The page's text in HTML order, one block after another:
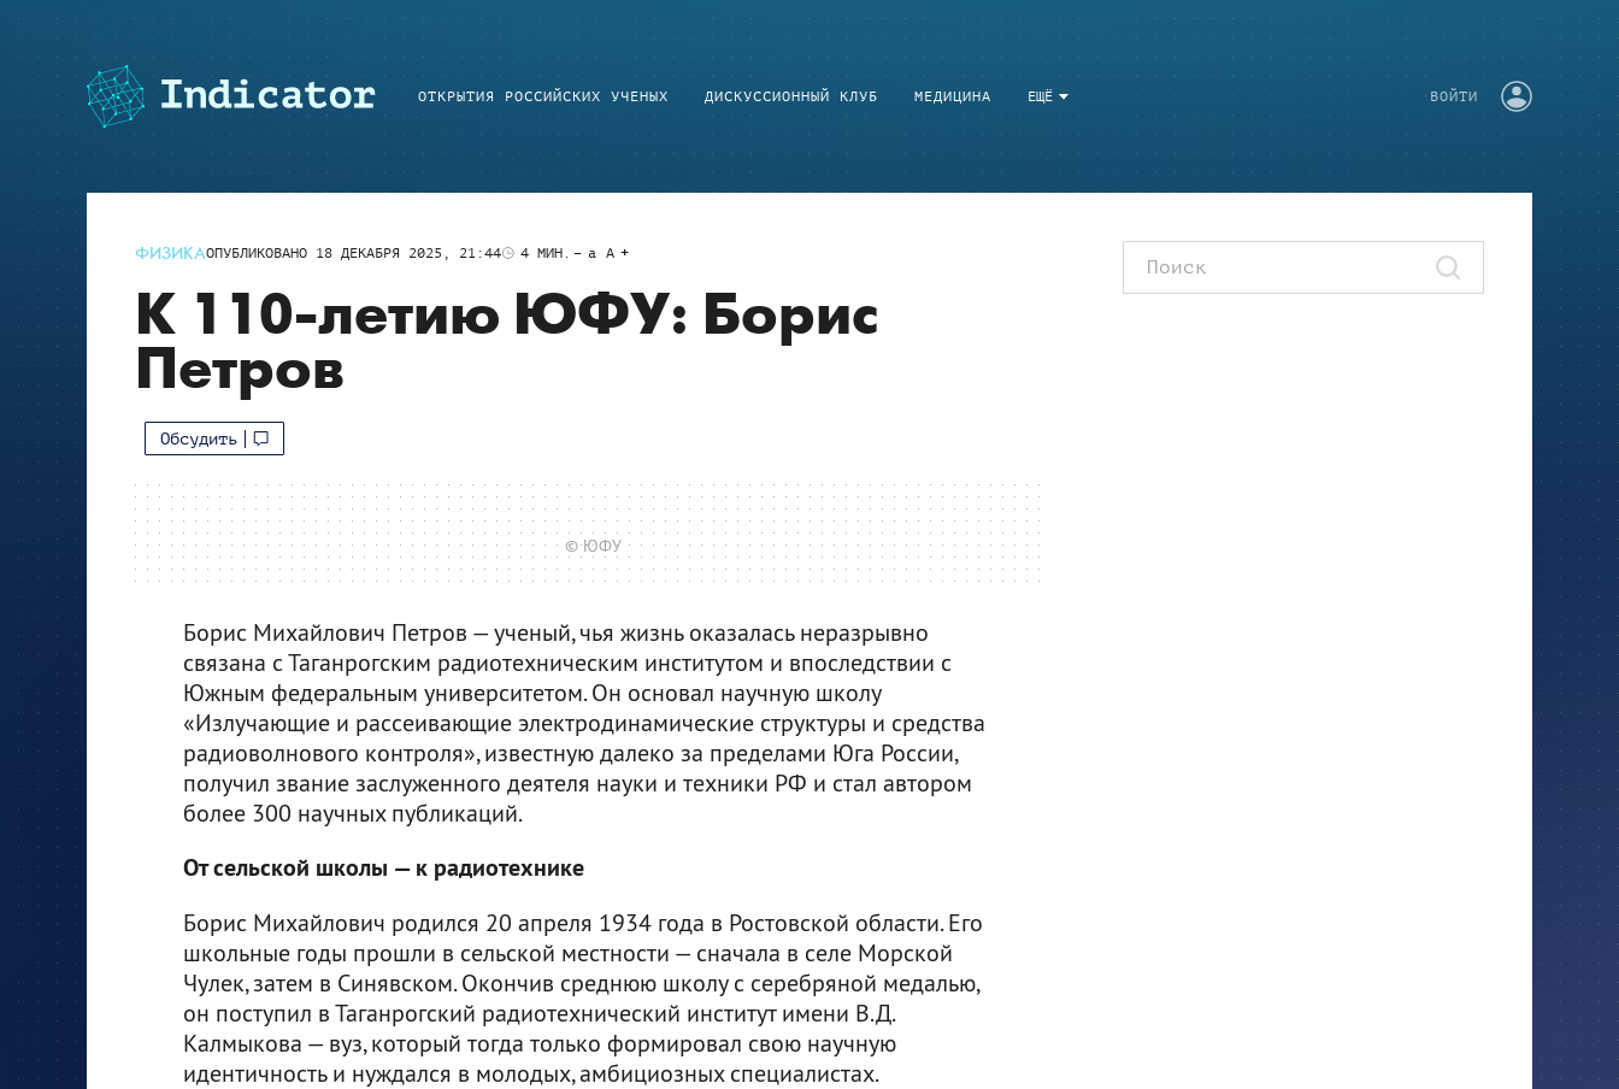
ЕЩЁ
ОТКРЫТИЯ РОССИЙСКИХ УЧЕНЫХ ДИСКУССИОННЫЙ КЛУБ МЕДИЦИНА ВОЙТИ
ФИЗИКАОПУБЛИКОВАНО 18 ДЕКАБРЯ 2025, 21:44 4 МИН. a A
К 110-летию ЮФУ: Борис
Петров
Обсудить
© ЮФУ
Борис Михайлович Петров — ученый, чья жизнь оказалась неразрывно
связана с Таганрогским радиотехническим институтом и впоследствии с
Южным федеральным университетом. Он основал научную школу
«Излучающие и рассеивающие электродинамические структуры и средства
радиоволнового контроля», известную далеко за пределами Юга России,
получил звание заслуженного деятеля науки и техники РФ и стал автором
более 300 научных публикаций.
От сельской школы — к радиотехнике
Борис Михайлович родился 20 апреля 1934 года в Ростовской области. Его
школьные годы прошли в сельской местности — сначала в селе Морской
Чулек, затем в Синявском. Окончив среднюю школу с серебряной медалью,
он поступил в Таганрогский радиотехнический институт имени В.Д.
Калмыкова — вуз, который тогда только формировал свою научную
идентичность и нуждался в молодых, амбициозных специалистах.